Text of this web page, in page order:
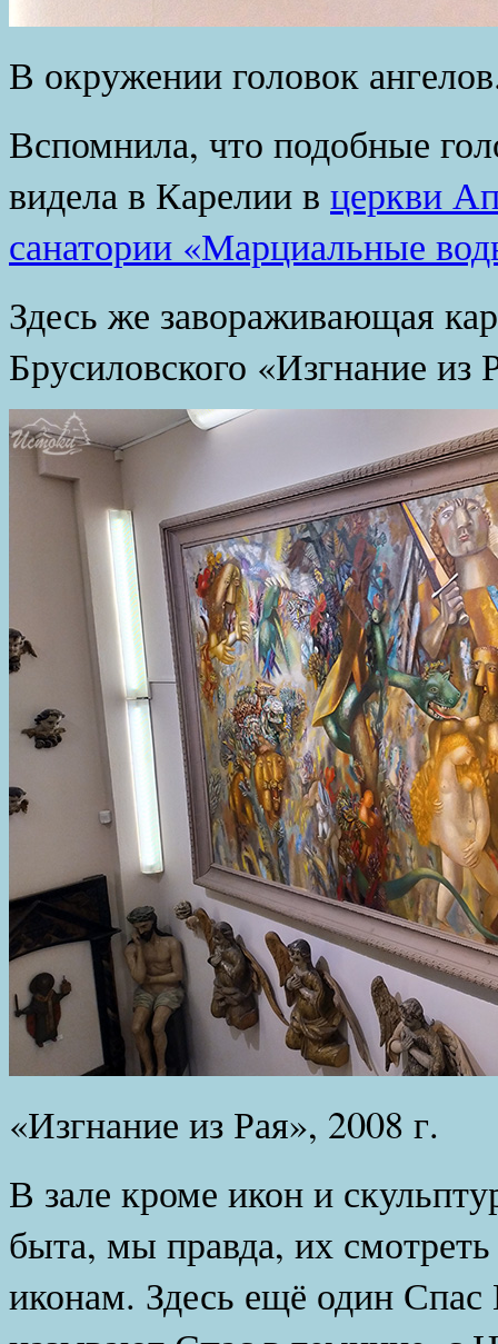
В окружении головок
Вспомнила, что подобные
видела в Карелии в церкви
санатории «Марциальные
Здесь же завораживающая
Брусиловского «Изгнание из
«Изгнание из Рая», 2008 г.
В зале кроме икон и
быта, мы правда, их
иконам. Здесь ещё один